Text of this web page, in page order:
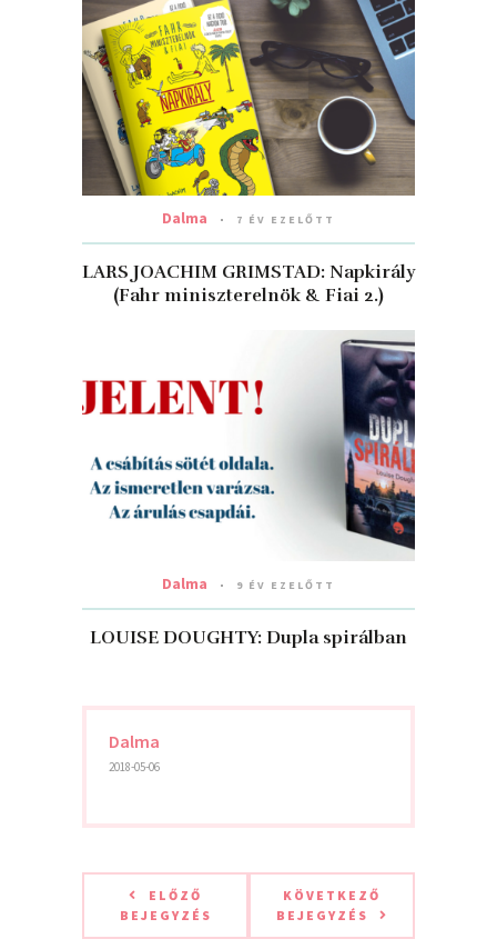
Dalma 7 ÉV EZELŐTT
LARS JOACHIM GRIMSTAD: Napkirály
(Fahr miniszterelnök & Fiai 2.)
Dalma 9 ÉV EZELŐTT
LOUISE DOUGHTY: Dupla ​spirálban
Dalma
2018-05-06
ELŐZŐ
BEJEGYZÉS
KÖVETKEZŐ
BEJEGYZÉS